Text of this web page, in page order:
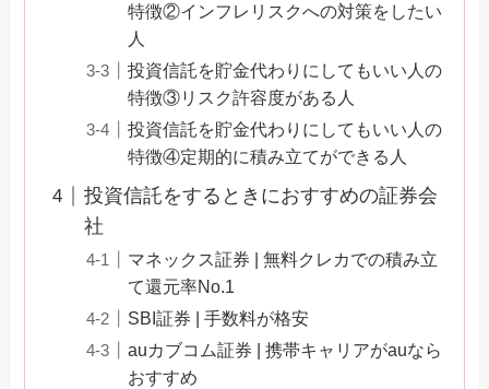
特徴②インフレリスクへの対策をしたい
人
投資信託を貯金代わりにしてもいい人の
特徴③リスク許容度がある人
投資信託を貯金代わりにしてもいい人の
特徴④定期的に積み立てができる人
投資信託をするときにおすすめの証券会
社
マネックス証券 | 無料クレカでの積み立
て還元率No.1
SBI証券 | 手数料が格安
auカブコム証券 | 携帯キャリアがauなら
おすすめ